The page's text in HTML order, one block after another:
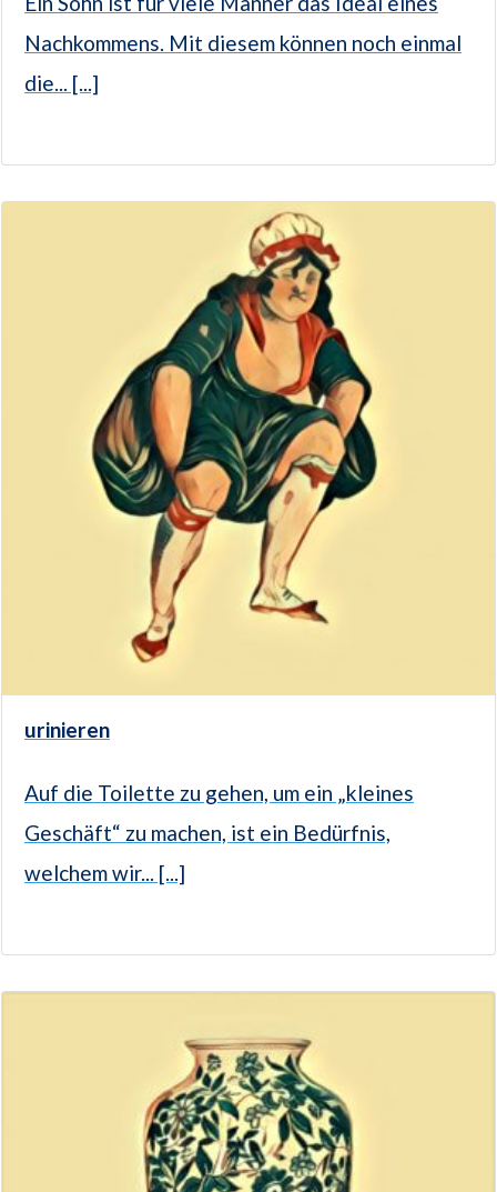
Nachkommens. Mit diesem können noch einmal
die... [...]
urinieren
Auf die Toilette zu gehen, um ein „kleines
Geschäft“ zu machen, ist ein Bedürfnis,
welchem wir... [...]